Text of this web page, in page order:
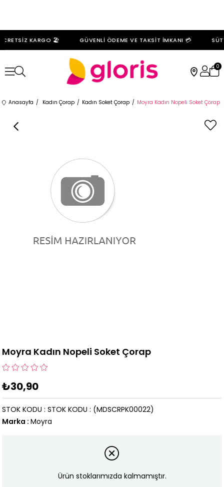
KARGO 🏖️ GÜVENLİ ÖDEME VE TAKSİT İMKANI 💳
0
Anasayfa Kadın Çorap Kadın Soket Çorap Moyra Kadın Nopeli Soket Çorap
Moyra Kadın Nopeli Soket Çorap
₺30,90
(MDSCRPK00022)
STOK KODU
STOK KODU
Marka : Moyra
Ürün stoklarımızda kalmamıştır.